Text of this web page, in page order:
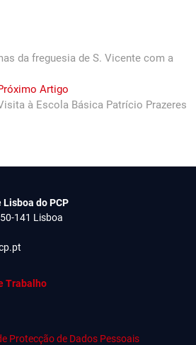
da freguesia de S. Vicente com a
ArtigoNext
post:
à Escola Básica Patrício Prazeres
do PCP
141 Lisboa
Trabalho
Protecção de Dados Pessoais